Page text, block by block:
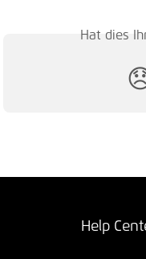
Hat dies
Help